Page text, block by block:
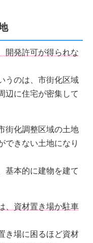
開発許可が得られな
うのは、市街化区域
辺に住宅が密集して
街化調整区域の土地
できない土地になり
基本的に建物を建て
、資材置き場か駐車
き場に困るほど資材